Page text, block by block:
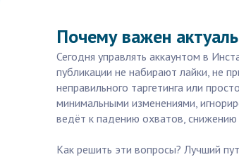
Почему важен
Сегодня управлять аккаунтом в
публикации не набирают лайки, не
неправильного таргетинга или
минимальными изменениями,
ведёт к падению охватов, снижению
Как решить эти вопросы? Лучший